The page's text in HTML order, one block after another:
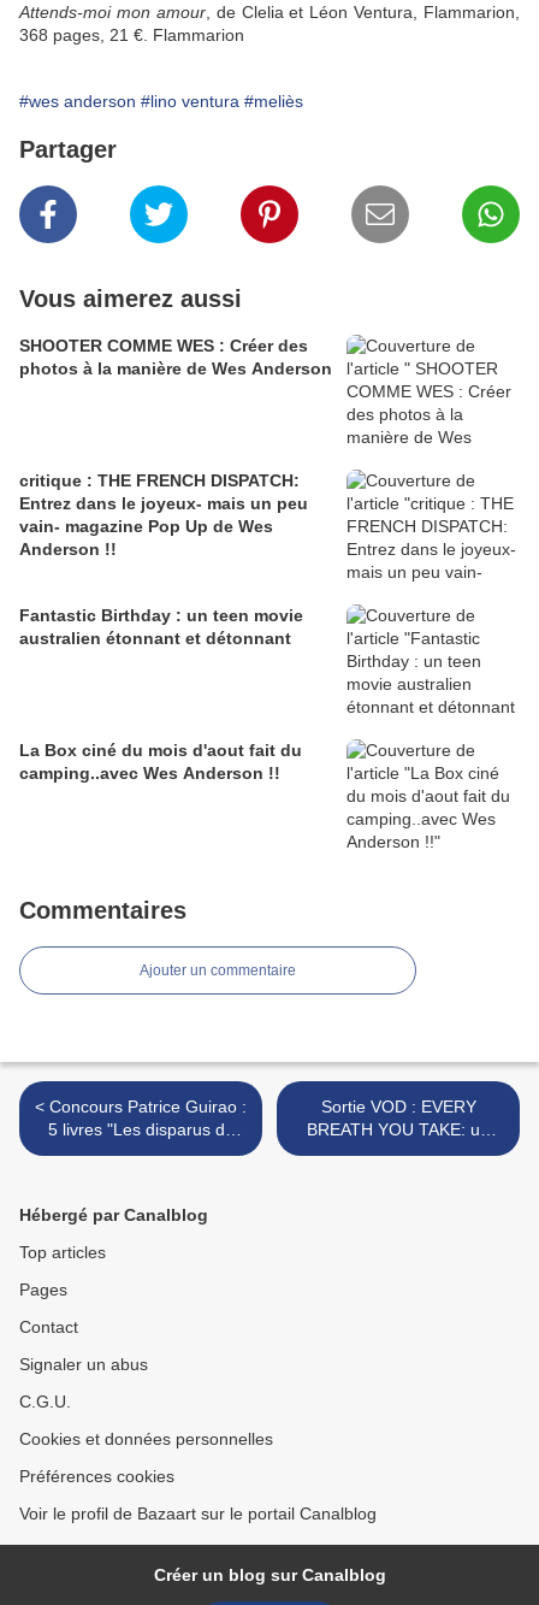
Attends-moi mon amour, de Clelia et Léon Ventura, Flammarion,
368 pages, 21 €. Flammarion
#wes anderson #lino ventura #meliès
Partager
Vous aimerez aussi
SHOOTER COMME WES : Créer des
photos à la manière de Wes Anderson
critique : THE FRENCH DISPATCH:
Entrez dans le joyeux- mais un peu
vain- magazine Pop Up de Wes
Anderson !!
Fantastic Birthday : un teen movie
australien étonnant et détonnant
La Box ciné du mois d'aout fait du
camping..avec Wes Anderson !!
Commentaires
Ajouter un commentaire
< Concours Patrice Guirao :
5 livres "Les disparus de
Pukatapu" à gagner !
Sortie VOD : EVERY
BREATH YOU TAKE: un
médiocre "roman-photo
Hébergé par Canalblog
Top articles
Pages
Contact
Signaler un abus
C.G.U.
Cookies et données personnelles
Préférences cookies
Voir le profil de Bazaart sur le portail Canalblog
Créer un blog sur Canalblog